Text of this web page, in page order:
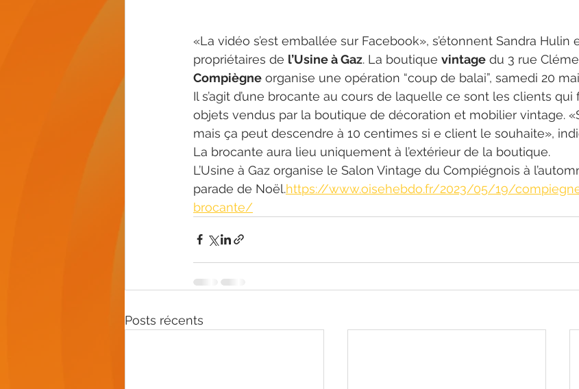
«La vidéo s’est emballée sur Facebook», s’étonnent Sandra Hulin
propriétaires de l’Usine à Gaz. La boutique vintage du 3 rue
Compiègne organise une opération “coup de balai”, samedi 20
Il s’agit d’une brocante au cours de laquelle ce sont les clients
objets vendus par la boutique de décoration et mobilier vintage.
mais ça peut descendre à 10 centimes si e client le souhaite»,
La brocante aura lieu uniquement à l’extérieur de la boutique.
L’Usine à Gaz organise le Salon Vintage du Compiégnois à
parade de Noël.https://www.oisehebdo.fr/2023/05/19/
brocante/
Posts récents